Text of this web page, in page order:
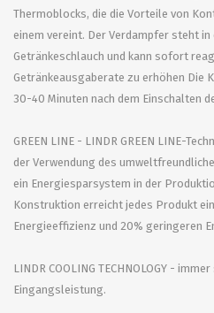
Thermoblocks, die die Vorteile von
einem vereint. Der Verdampfer steht
Getränkeschlauch und kann sofort
Getränkeausgaberate zu erhöhen Die
30-40 Minuten nach dem Einschalten
GREEN LINE - LINDR GREEN LINE-
der Verwendung des
ein Energiesparsystem in der
Konstruktion erreicht jedes Produkt
Energieeffizienz und 20% geringeren
LINDR COOLING TECHNOLOGY -
Eingangsleistung.